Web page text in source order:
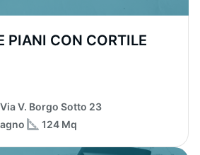
PIANI CON CORTILE
V. Borgo Sotto 23
124 Mq